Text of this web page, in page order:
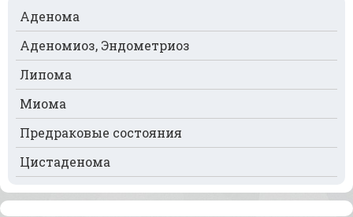
Рак поджелудочной железы
Рак предстательной железы
Рак почек
Рак селезёнки
Рак сердца
Рак спинного мозга
Аденома
Аденомиоз, Эндометриоз
Липома
Миома
Предраковые состояния
Цистаденома